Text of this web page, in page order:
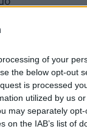
of your
the below opt-out
is processed
utilized by us
may separately
on the IAB’s list of
tai